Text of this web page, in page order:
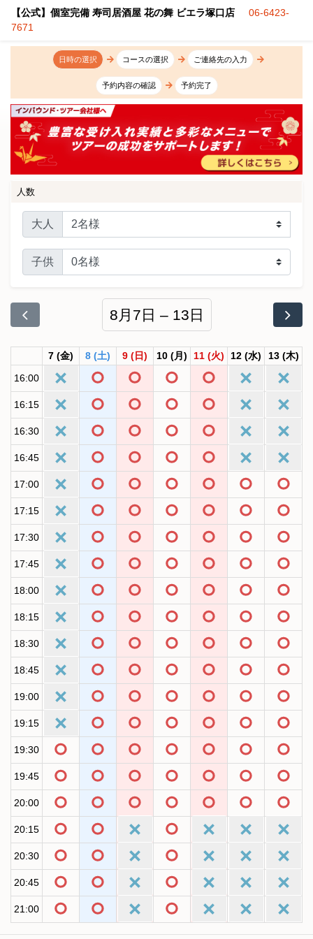
【公式】個室完備 寿司居酒屋 花の舞 ビエラ塚口店
06-6423-
7671
日時の選択 コースの選択 ご連絡先の入力
予約内容の確認 予約完了
人数
大人
子供
8月7日 – 13日
7 (金) 8 (土) 9 (日) 10 (月) 11 (火) 12 (水) 13 (木)
16:00
16:15
16:30
16:45
17:00
17:15
17:30
17:45
18:00
18:15
18:30
18:45
19:00
19:15
19:30
19:45
20:00
20:15
20:30
20:45
21:00